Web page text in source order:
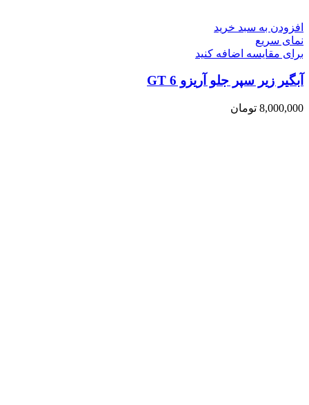
افزودن به سبد خرید
نمای سریع
برای مقایسه اضافه کنید
آبگیر زیر سپر جلو آریزو 6 GT
8,000,000 تومان